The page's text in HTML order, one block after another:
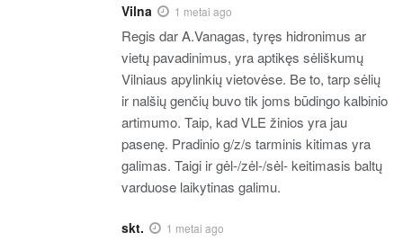
Vilna 1 metai ago
Regis dar A.Vanagas, tyręs hidronimus ar
vietų pavadinimus, yra aptikęs sėliškumų
Vilniaus apylinkių vietovėse. Be to, tarp sėlių
ir nalšių genčių buvo tik joms būdingo kalbinio
artimumo. Taip, kad VLE žinios yra jau
pasenę. Pradinio g/z/s tarminis kitimas yra
galimas. Taigi ir gėl-/zėl-/sėl- keitimasis baltų
varduose laikytinas galimu.
skt. 1 metai ago